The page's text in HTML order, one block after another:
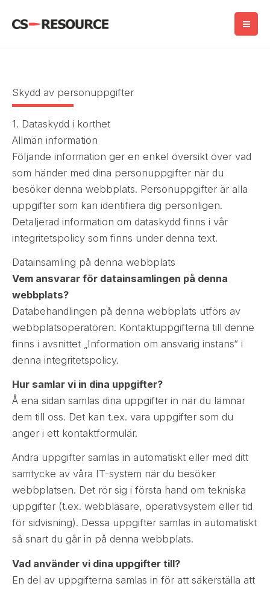
Skydd av personuppgifter
1. Dataskydd i korthet
Allmän information
Följande information ger en enkel översikt över vad
som händer med dina personuppgifter när du
besöker denna webbplats. Personuppgifter är alla
uppgifter som kan identifiera dig personligen.
Detaljerad information om dataskydd finns i vår
integritetspolicy som finns under denna text.
Datainsamling på denna webbplats
Vem ansvarar för datainsamlingen på denna
webbplats?
Databehandlingen på denna webbplats utförs av
webbplatsoperatören. Kontaktuppgifterna till denne
finns i avsnittet „Information om ansvarig instans“ i
denna integritetspolicy.
Hur samlar vi in dina uppgifter?
Å ena sidan samlas dina uppgifter in när du lämnar
dem till oss. Det kan t.ex. vara uppgifter som du
anger i ett kontaktformulär.
Andra uppgifter samlas in automatiskt eller med ditt
samtycke av våra IT-system när du besöker
webbplatsen. Det rör sig i första hand om tekniska
uppgifter (t.ex. webbläsare, operativsystem eller tid
för sidvisning). Dessa uppgifter samlas in automatiskt
så snart du går in på denna webbplats.
Vad använder vi dina uppgifter till?
En del av uppgifterna samlas in för att säkerställa att